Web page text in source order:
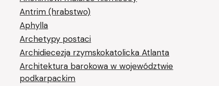
Antrim (hrabstwo)
Aphylla
Archetypy postaci
Archidiecezja rzymskokatolicka Atlanta
Architektura barokowa w województwie
podkarpackim